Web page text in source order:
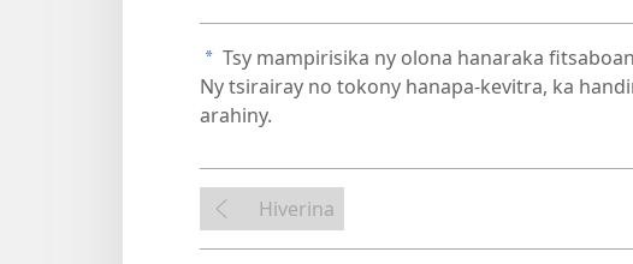
a Tsy mampirisika ny olona hanaraka
Ny tsirairay no tokony hanapa-kevitra, ka
arahiny.
Hiverina